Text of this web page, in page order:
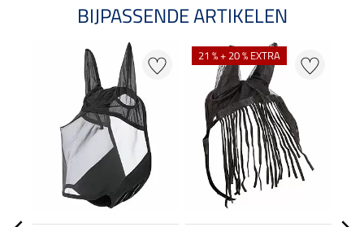
BIJPASSENDE ARTIKELEN
21 % + 20 % EXTRA